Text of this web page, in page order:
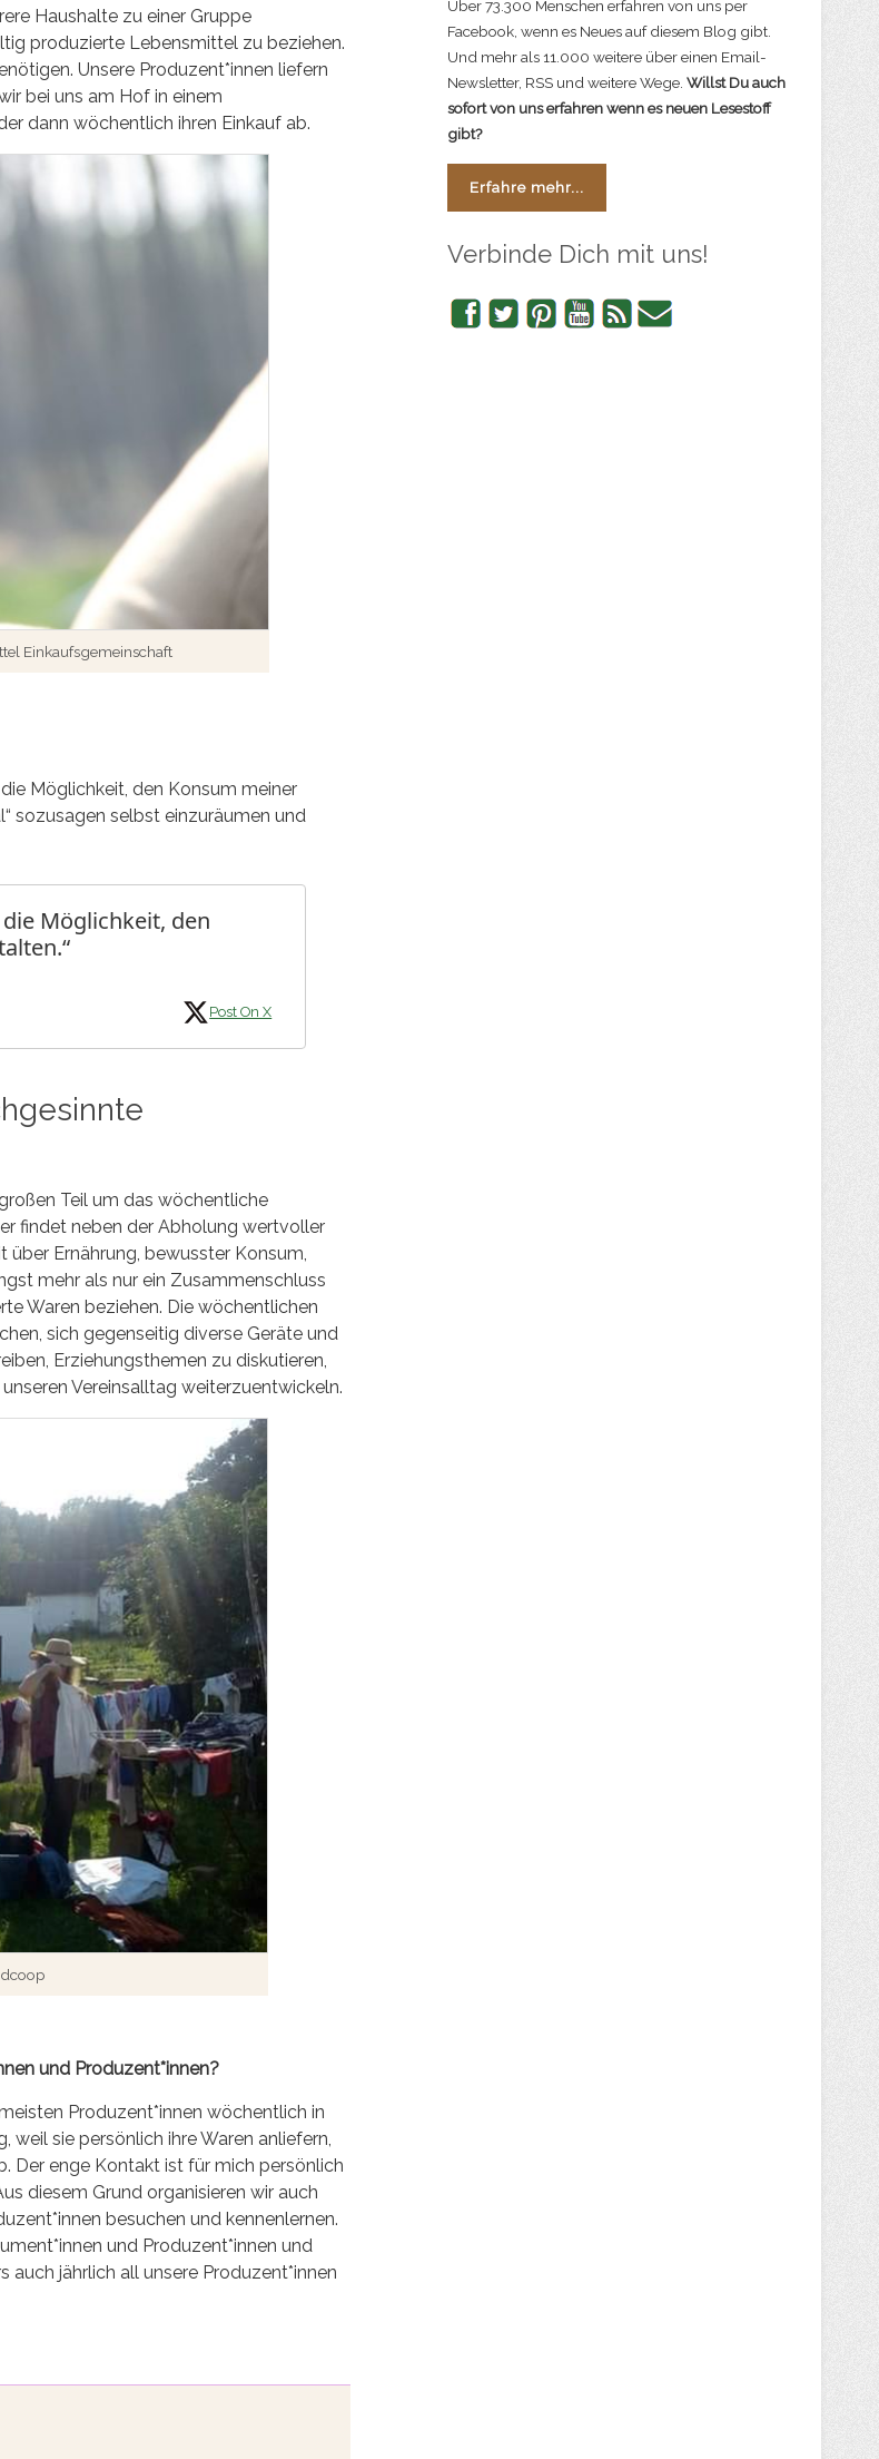
Haushalte zu einer Gruppe
produzierte Lebensmittel zu beziehen.
Unsere Produzent*innen liefern
bei uns am Hof in einem
dann wöchentlich ihren Einkauf ab.
Einkaufsgemeinschaft
Möglichkeit, den Konsum meiner
sozusagen selbst einzuräumen und
Möglichkeit, den
Post On X
Teil um das wöchentliche
findet neben der Abholung wertvoller
Ernährung, bewusster Konsum,
mehr als nur ein Zusammenschluss
Waren beziehen. Die wöchentlichen
sich gegenseitig diverse Geräte und
Erziehungsthemen zu diskutieren,
Vereinsalltag weiterzuentwickeln.
und Produzent*innen?
Produzent*innen wöchentlich in
weil sie persönlich ihre Waren anliefern,
Der enge Kontakt ist für mich persönlich
diesem Grund organisieren wir auch
besuchen und kennenlernen.
und Produzent*innen und
jährlich all unsere Produzent*innen
Über 73.300 Menschen erfahren von uns per
Facebook, wenn es Neues auf diesem Blog gibt.
Und mehr als 11.000 weitere über einen Email-
Newsletter, RSS und weitere Wege. Willst Du auch
sofort von uns erfahren wenn es neuen Lesestoff
gibt?
Erfahre mehr...
Verbinde Dich mit uns!
Facebook
TwitterPinterestYouTubeRSS